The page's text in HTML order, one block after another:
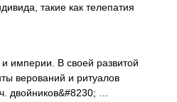
такие как телепатия
империи. В своей развитой
верований и ритуалов
двойников&#8230; …